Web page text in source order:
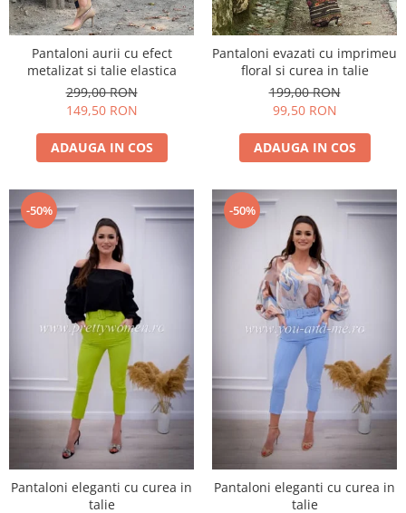
Pantaloni aurii cu efect
metalizat si talie elastica
299,00 RON
149,50 RON
ADAUGA IN COS
Pantaloni evazati cu imprimeu
floral si curea in talie
199,00 RON
99,50 RON
ADAUGA IN COS
-50%
Pantaloni eleganti cu curea in
talie
-50%
Pantaloni eleganti cu curea in
talie